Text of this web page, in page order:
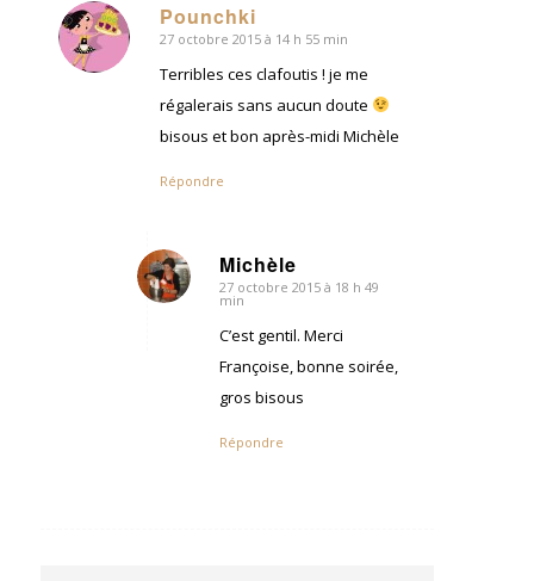
Pounchki
dit
:
27 octobre 2015 à 14 h 55 min
Terribles ces clafoutis ! je me
régalerais sans aucun doute
bisous et bon après-midi Michèle
Répondre
Michèle
dit
27 octobre 2015 à 18 h 49
min
C’est gentil. Merci
Françoise, bonne soirée,
gros bisous
Répondre